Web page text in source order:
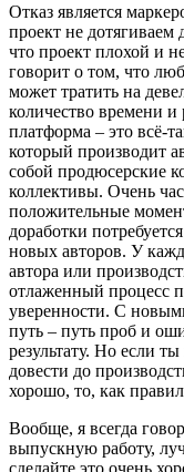
Отказ является
проект не дотягиваем
что проект плохой и
говорит о том, что
может тратить на
количество времени
платформа – это всё-
который производит
собой продюсерские
коллективы. Очень
положительные
доработки
новых авторов. У
автора или
отлаженный процесс
уверенности. С
путь – путь проб и
результату. Но если
довести до
хорошо, то, как
Вообще, я всегда
выпускную работу,
сделайте это очень